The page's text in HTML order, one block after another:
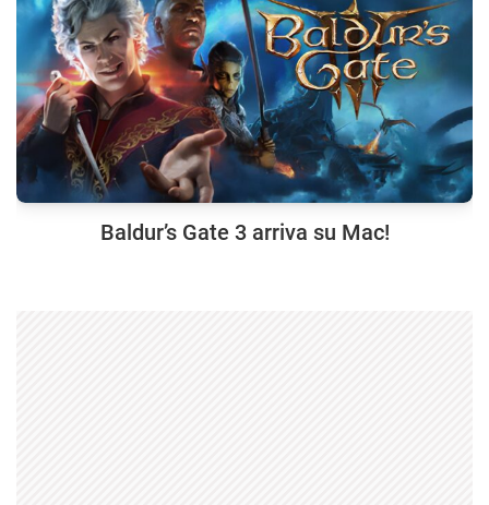
Baldur’s Gate 3 arriva su Mac!